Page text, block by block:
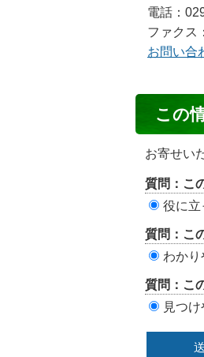
電話：
ファクス
お問い合
ン
テ
ン
ツ
価
リ
ア
この
お寄せい
質問：こ
役に立
質問：こ
わかり
質問：こ
見つ